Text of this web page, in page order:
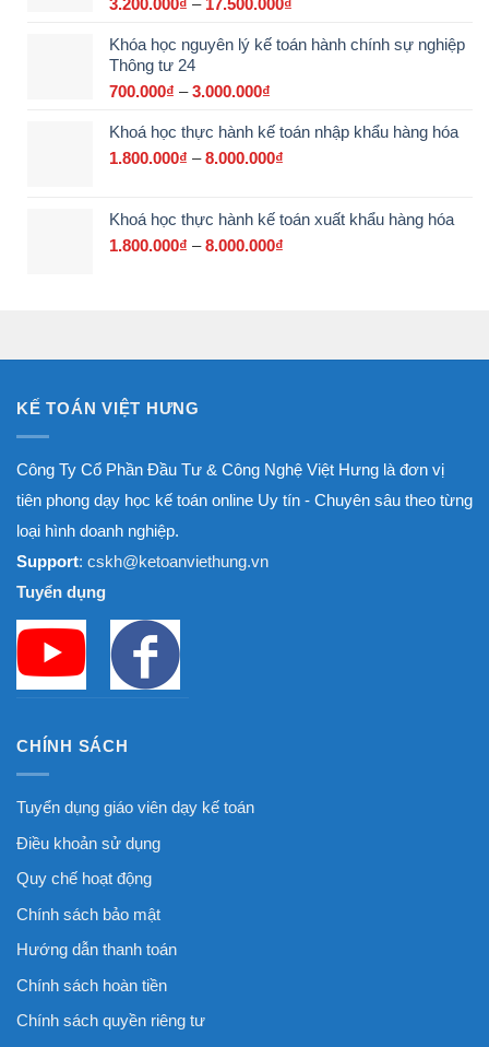
3.200.000₫ – 17.500.000₫
từ
Khóa học nguyên lý kế toán hành chính sự nghiệp
Thông tư 24
700.000₫ – 3.000.000₫
từ
700.000₫
Khoá học thực hành kế toán nhập khẩu hàng hóa
1.800.000₫ – 8.000.000₫
1.800.000₫
Khoá học thực hành kế toán xuất khẩu hàng hóa
1.800.000₫ – 8.000.000₫
KẾ TOÁN VIỆT HƯNG
Công Ty Cổ Phần Đầu Tư & Công Nghệ Việt Hưng là đơn vị
tiên phong dạy học kế toán online Uy tín - Chuyên sâu theo từng
loại hình doanh nghiệp.
Support: cskh@ketoanviethung.vn
Tuyển dụng
CHÍNH SÁCH
Tuyển dụng giáo viên dạy kế toán
Điều khoản sử dụng
Quy chế hoạt động
Chính sách bảo mật
Hướng dẫn thanh toán
Chính sách hoàn tiền
Chính sách quyền riêng tư